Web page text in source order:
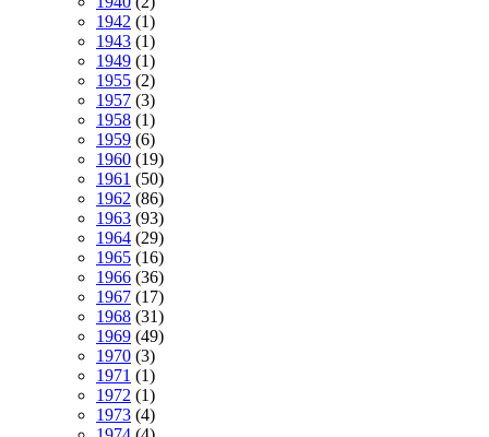
1942 (1)
1943 (1)
1949 (1)
1955 (2)
1957 (3)
1958 (1)
1959 (6)
1960 (19)
1961 (50)
1962 (86)
1963 (93)
1964 (29)
1965 (16)
1966 (36)
1967 (17)
1968 (31)
1969 (49)
1970 (3)
1971 (1)
1972 (1)
1973 (4)